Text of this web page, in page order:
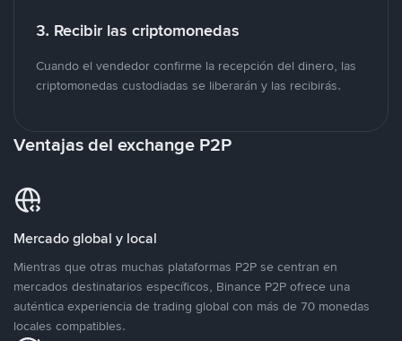
3. Recibir las criptomonedas
Cuando el vendedor confirme la recepción del dinero, las
criptomonedas custodiadas se liberarán y las recibirás.
Ventajas del exchange P2P
Mercado global y local
Mientras que otras muchas plataformas P2P se centran en
mercados destinatarios específicos, Binance P2P ofrece una
auténtica experiencia de trading global con más de 70 monedas
locales compatibles.